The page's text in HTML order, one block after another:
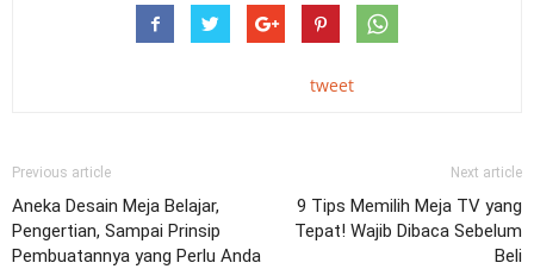
tweet
Previous article
Aneka Desain Meja Belajar,
Pengertian, Sampai Prinsip
Pembuatannya yang Perlu Anda
Next article
9 Tips Memilih Meja TV yang
Tepat! Wajib Dibaca Sebelum
Beli